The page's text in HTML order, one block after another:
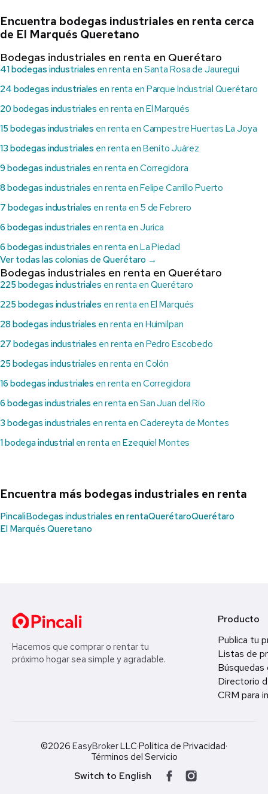
Encuentra bodegas industriales en renta cerca
de El Marqués Queretano
Bodegas industriales en renta en Querétaro
41 bodegas industriales en renta en Santa Rosa de Jauregui
24 bodegas industriales en renta en Parque Industrial Querétaro
20 bodegas industriales en renta en El Marqués
15 bodegas industriales en renta en Campestre Huertas La Joya
13 bodegas industriales en renta en Benito Juárez
9 bodegas industriales en renta en Corregidora
8 bodegas industriales en renta en Felipe Carrillo Puerto
7 bodegas industriales en renta en 5 de Febrero
6 bodegas industriales en renta en Jurica
6 bodegas industriales en renta en La Piedad
Ver todas las colonias de Querétaro →
Bodegas industriales en renta en Querétaro
225 bodegas industriales en renta en Querétaro
225 bodegas industriales en renta en El Marqués
28 bodegas industriales en renta en Huimilpan
27 bodegas industriales en renta en Pedro Escobedo
25 bodegas industriales en renta en Colón
16 bodegas industriales en renta en Corregidora
6 bodegas industriales en renta en San Juan del Río
3 bodegas industriales en renta en Cadereyta de Montes
1 bodega industrialen renta en Ezequiel Montes
Encuentra más bodegas industriales en renta
PincaliBodegas industriales en rentaQuerétaroQuerétaro
El Marqués Queretano
Hacemos que comprar o rentar tu
próximo hogar sea simple y agradable.
Producto
Publica tu
Listas de
Búsquedas
Directorio
CRM para
©2026 EasyBrokerLLC·Política de Privacidad·
Términos del Servicio
Switch to English